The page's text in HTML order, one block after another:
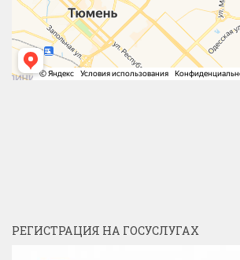
РЕГИСТРАЦИЯ НА ГОСУСЛУГАХ